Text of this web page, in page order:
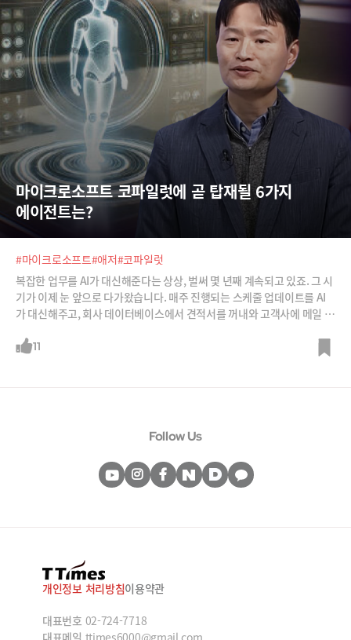
마이크로소프트 코파일럿에 곧 탑재될 6가지
에이전트는?
#마이크로소프트#애저#코파일럿
복잡한 업무를 AI가 대신해준다는 상상, 벌써 몇 년째 계속되고 있죠. 그 시
기가 이제 눈 앞으로 다가왔습니다. 매주 진행되는 스케줄 업데이트를 AI
가 대신해주고, 회사 데이터베이스에서 견적서를 꺼내와 고객사에 메일 초
지 해줍니다. 미래의 일이 아닙니다. 곧 업데이트 될 마이크로소프트의 코
11
Follow Us
개인정보 처리방침이용약관
대표번호 02-724-7718